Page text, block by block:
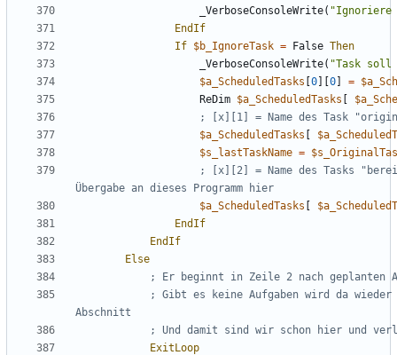
_VerboseConsoleWrite( "Ignoriere
EndIf
If $b_IgnoreTask = False Then
_VerboseConsoleWrite( "Task soll
$a_ScheduledTasks [0][0] =
ReDim $a_ScheduledTasks [
$a_ScheduledTasks [
$s_lastTaskName =
; [x][2] = Name des Tasks
$a_ScheduledTasks [
EndIf
EndIf
Else
; Gibt es keine Aufgaben wird da wieder
ExitLoop